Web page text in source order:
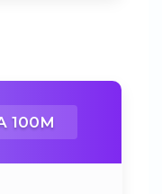
100M